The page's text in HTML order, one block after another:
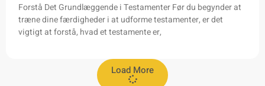
Forstå Det Grundlæggende i Testamenter Før du begynder at
træne dine færdigheder i at udforme testamenter, er det
vigtigt at forstå, hvad et testamente er,
Load More